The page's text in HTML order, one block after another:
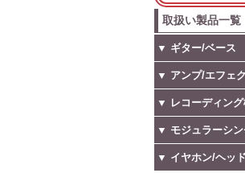
取扱い製品一覧
▼ ギター/ベース
▼ アンプ/エフェ
▼ レコーディン
▼ モジュラーシン
▼ イヤホン/ヘッ